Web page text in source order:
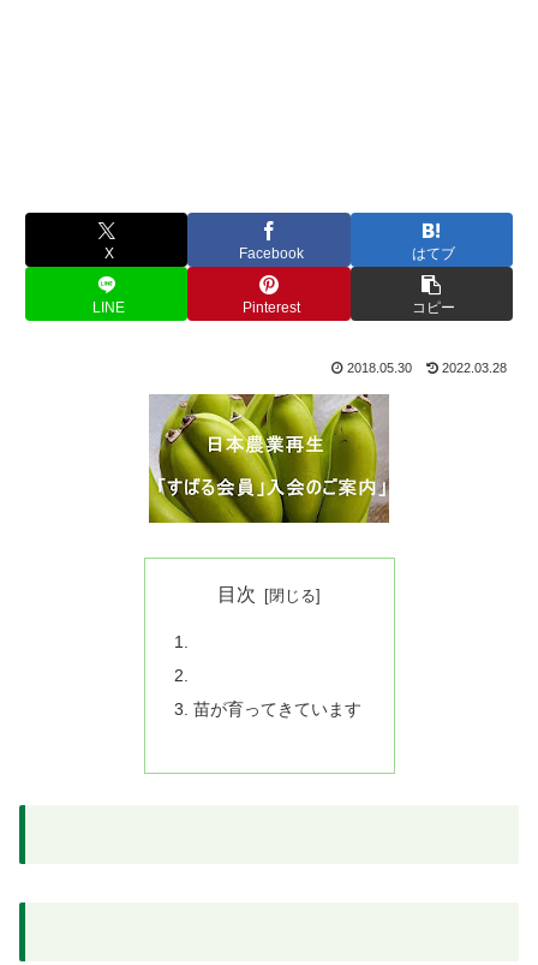
X Facebook はてブ
LINE Pinterest コピー
2018.05.30 2022.03.28
目次
苗が育ってきています